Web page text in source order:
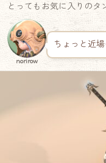
とってもお気に入りのタ
norirow
ちょっと近